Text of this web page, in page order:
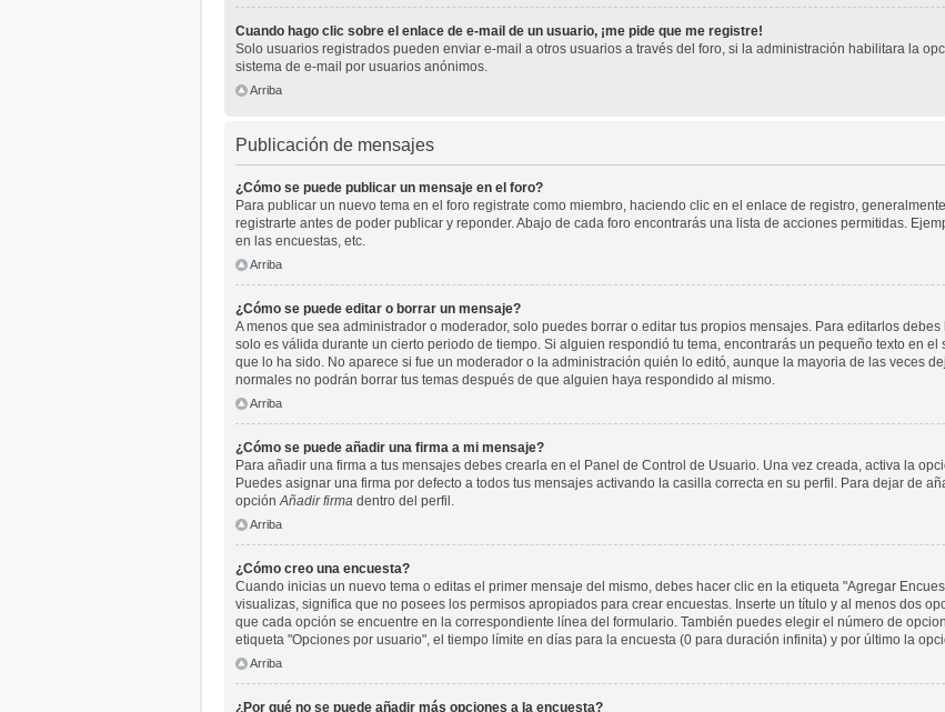
Cuando hago clic sobre el enlace de e-mail de un usuario, ¡me pide que me registre!
Solo usuarios registrados pueden enviar e-mail a otros usuarios a través del foro, si la administración habilitara la
sistema de e-mail por usuarios anónimos.
Arriba
Publicación de mensajes
¿Cómo se puede publicar un mensaje en el foro?
Para publicar un nuevo tema en el foro registrate como miembro, haciendo clic en el enlace de registro,
registrarte antes de poder publicar y reponder. Abajo de cada foro encontrarás una lista de acciones permitidas.
en las encuestas, etc.
Arriba
¿Cómo se puede editar o borrar un mensaje?
A menos que sea administrador o moderador, solo puedes borrar o editar tus propios mensajes. Para editarlos
solo es válida durante un cierto periodo de tiempo. Si alguien respondió tu tema, encontrarás un pequeño texto en
que lo ha sido. No aparece si fue un moderador o la administración quién lo editó, aunque la mayoria de las veces
normales no podrán borrar tus temas después de que alguien haya respondido al mismo.
Arriba
¿Cómo se puede añadir una firma a mi mensaje?
Para añadir una firma a tus mensajes debes crearla en el Panel de Control de Usuario. Una vez creada, activa la
Puedes asignar una firma por defecto a todos tus mensajes activando la casilla correcta en su perfil. Para dejar de
opción Añadir firma dentro del perfil.
Arriba
¿Cómo creo una encuesta?
Cuando inicias un nuevo tema o editas el primer mensaje del mismo, debes hacer clic en la etiqueta "Agregar
visualizas, significa que no posees los permisos apropiados para crear encuestas. Inserte un título y al menos dos
que cada opción se encuentre en la correspondiente línea del formulario. También puedes elegir el número de
etiqueta "Opciones por usuario", el tiempo límite en días para la encuesta (0 para duración infinita) y por último la
Arriba
¿Por qué no se puede añadir más opciones a la encuesta?